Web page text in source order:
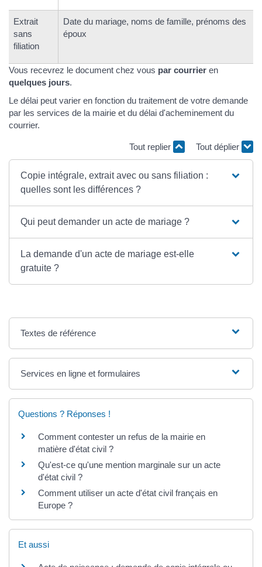
Extrait
sans
filiation
Date du mariage, noms de famille, prénoms des
époux
Vous recevrez le document chez vous par courrier en
quelques jours.
Le délai peut varier en fonction du traitement de votre demande
par les services de la mairie et du délai d'acheminement du
courrier.
Tout replier Tout déplier
Copie intégrale, extrait avec ou sans filiation :
quelles sont les différences ?
Qui peut demander un acte de mariage ?
La demande d'un acte de mariage est-elle
gratuite ?
Textes de référence
Services en ligne et formulaires
Questions ? Réponses !
Comment contester un refus de la mairie en
matière d'état civil ?
Qu'est-ce qu'une mention marginale sur un acte
d'état civil ?
Comment utiliser un acte d'état civil français en
Europe ?
Et aussi